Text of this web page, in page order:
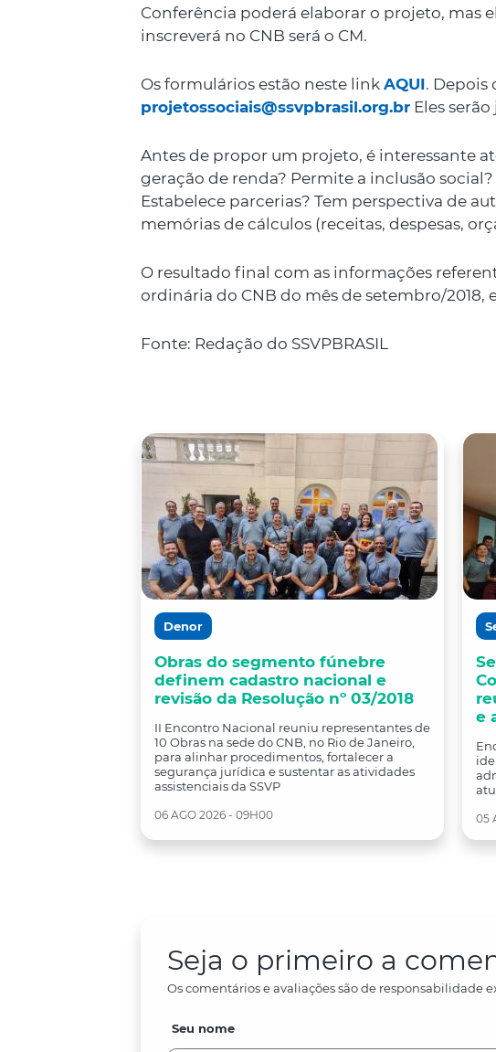
Conferência poderá elaborar o projeto, mas
inscreverá no CNB será o CM.
Os formulários estão neste link AQUI. Depois
projetossociais@ssvpbrasil.org.br Eles
Antes de propor um projeto, é interessante
geração de renda? Permite a inclusão
Estabelece parcerias? Tem perspectiva de
memórias de cálculos (receitas, despesas,
O resultado final com as informações
ordinária do CNB do mês de setembro/2018,
Fonte: Redação do SSVPBRASIL
Denor
Obras do segmento fúnebre
definem cadastro nacional e
revisão da Resolução nº 03/2018
II Encontro Nacional reuniu representantes de
10 Obras na sede do CNB, no Rio de Janeiro,
para alinhar procedimentos, fortalecer a
segurança jurídica e sustentar as atividades
assistenciais da SSVP
06 AGO 2026 - 09H00
e
05
Seja o primeiro a
Os comentários e avaliações são de responsabilidade
Seu nome